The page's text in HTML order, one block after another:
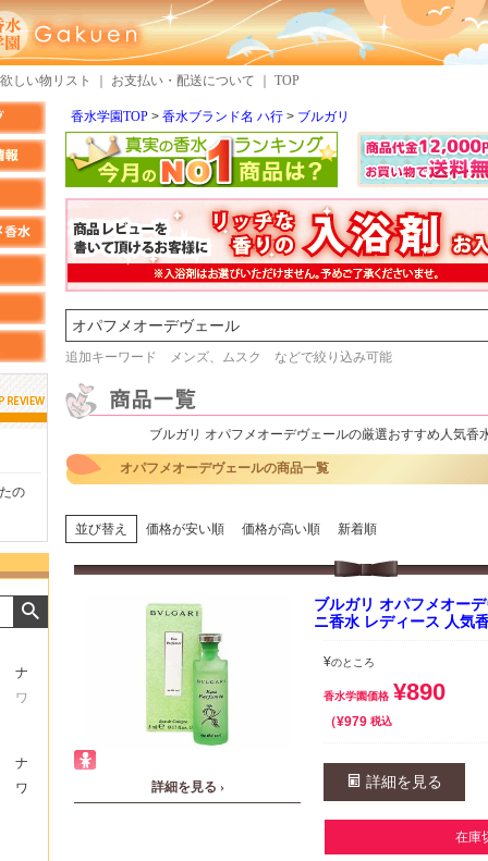
欲しい物リスト お支払い・配送について TOP
香水学園TOP 香水ブランド名 ハ行 ブルガリ
検索
追加キーワード メンズ、ムスク などで絞り込み可能
ブルガリ オパフメオーデヴェールの厳選おすすめ人気
オパフメオーデヴェールの商品一覧
並び替え 価格が安い順 価格が高い順 新着順
詳細を見る ›
ブルガリ オパフメオー
ニ香水 レディース 人気
¥のところ
香水学園価格 ¥890
¥979 税込
詳細を見る
在庫
の
しらすさん
もらいます！
MMさん
た。
ナ
ワ
ナ
ワ